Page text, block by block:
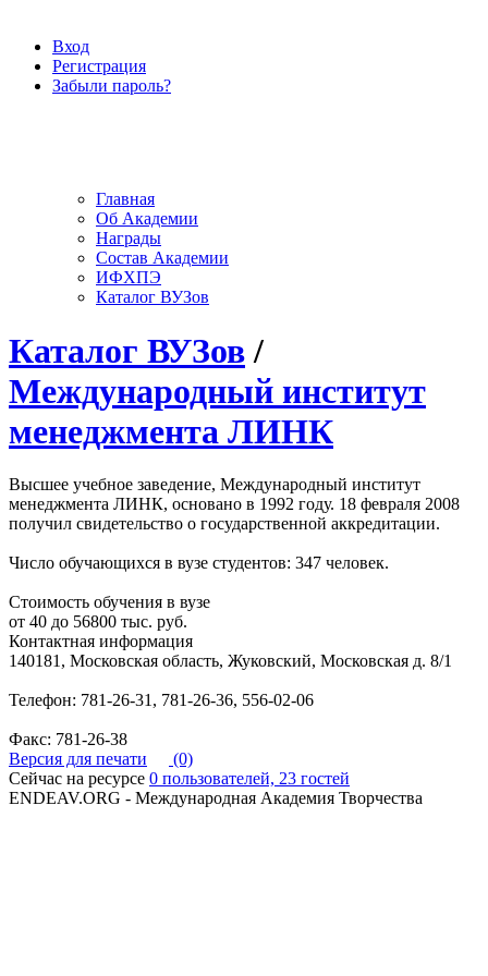
Вход
Регистрация
Забыли пароль?
Главная
Об Академии
Награды
Состав Академии
ИФХПЭ
Каталог ВУЗов
Каталог ВУЗов /
Международный институт
менеджмента ЛИНК
Высшее учебное заведение, Международный институт
менеджмента ЛИНК, основано в 1992 году. 18 февраля 2008
получил свидетельство о государственной аккредитации.
Число обучающихся в вузе студентов: 347 человек.
Стоимость обучения в вузе
от 40 до 56800 тыс. руб.
Контактная информация
140181, Московская область, Жуковский, Московская д. 8/1
Телефон: 781-26-31, 781-26-36, 556-02-06
Факс: 781-26-38
Версия для печати
(0)
Сейчас на ресурсе 0 пользователей, 23 гостей
ENDEAV.ORG - Международная Академия Творчества